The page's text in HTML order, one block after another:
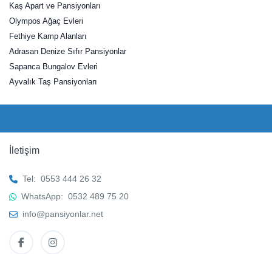
Kaş Apart ve Pansiyonları
Olympos Ağaç Evleri
Fethiye Kamp Alanları
Adrasan Denize Sıfır Pansiyonlar
Sapanca Bungalov Evleri
Ayvalık Taş Pansiyonları
İletişim
Tel: 0553 444 26 32
WhatsApp: 0532 489 75 20
info@pansiyonlar.net